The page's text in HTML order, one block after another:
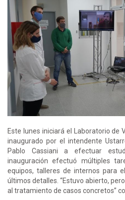
Este lunes iniciará el Laboratorio de
inaugurado por el intendente
Pablo Cassiani a efectuar
inauguración efectuó múltiples
equipos, talleres de internos para
últimos detalles. “Estuvo abierto,
al tratamiento de casos concretos”